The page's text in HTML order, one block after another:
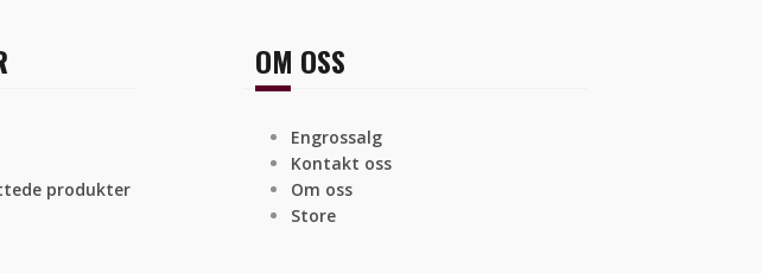
produkter
OM OSS
Engrossalg
Kontakt oss
Om oss
Store